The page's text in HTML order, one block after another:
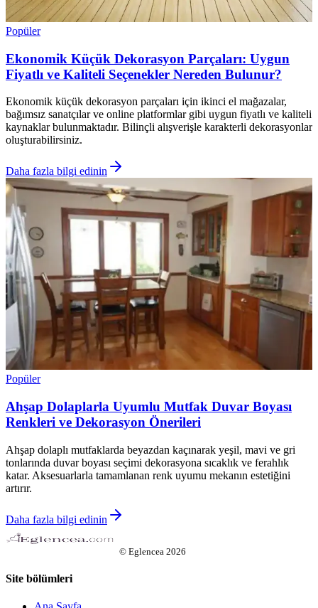
Popüler
Ekonomik Küçük Dekorasyon Parçaları: Uygun
Fiyatlı ve Kaliteli Seçenekler Nereden Bulunur?
Ekonomik küçük dekorasyon parçaları için ikinci el mağazalar,
bağımsız sanatçılar ve online platformlar gibi uygun fiyatlı ve kaliteli
kaynaklar bulunmaktadır. Bilinçli alışverişle karakterli dekorasyonlar
oluşturabilirsiniz.
Daha fazla bilgi edinin
Popüler
Ahşap Dolaplarla Uyumlu Mutfak Duvar Boyası
Renkleri ve Dekorasyon Önerileri
Ahşap dolaplı mutfaklarda beyazdan kaçınarak yeşil, mavi ve gri
tonlarında duvar boyası seçimi dekorasyona sıcaklık ve ferahlık
katar. Aksesuarlarla tamamlanan renk uyumu mekanın estetiğini
artırır.
Daha fazla bilgi edinin
© Eglencea 2026
Site bölümleri